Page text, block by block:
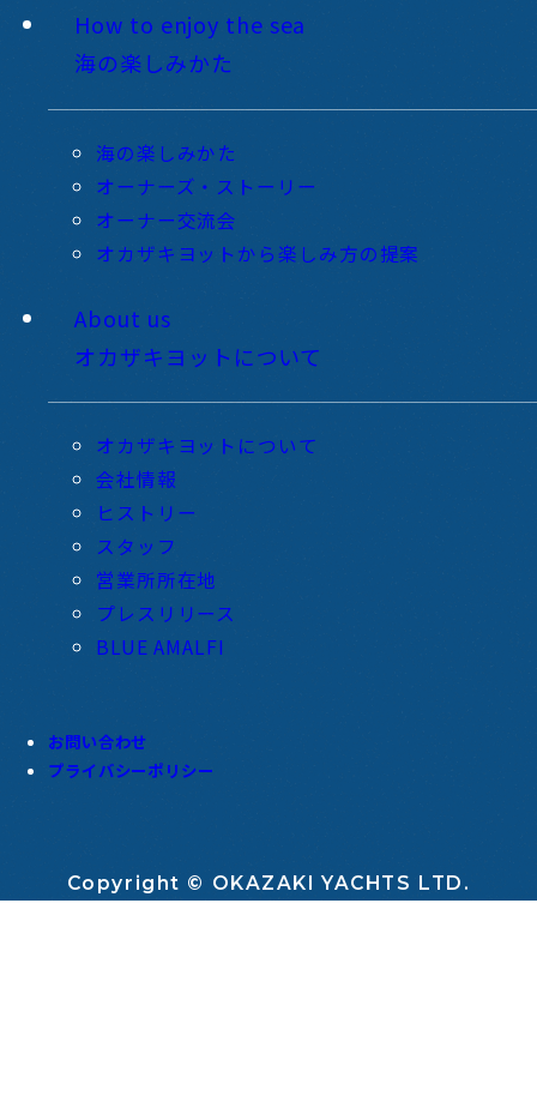
How to enjoy the sea
海の楽しみかた
海の楽しみかた
オーナーズ・ストーリー
オーナー交流会
オカザキヨットから楽しみ方の提案
About us
オカザキヨットについて
オカザキヨットについて
会社情報
ヒストリー
スタッフ
営業所所在地
プレスリリース
BLUE AMALFI
お問い合わせ
プライバシーポリシー
Copyright © OKAZAKI YACHTS LTD.